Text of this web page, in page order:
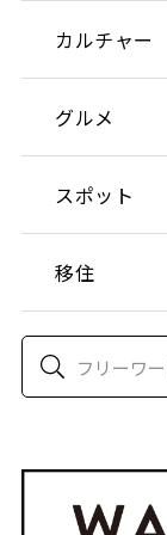
カルチャー
グルメ
スポット
移住